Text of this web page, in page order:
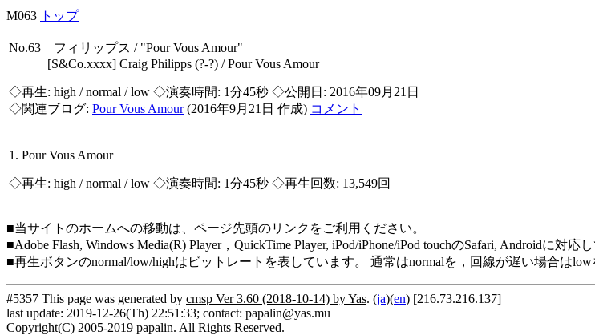
M063 トップ
No.63 フィリップス / "Pour Vous Amour"
[S&Co.xxxx] Craig Philipps (?-?) / Pour Vous Amour
◇再生: high / normal / low ◇演奏時間: 1分45秒 ◇公開日: 2016年09月21日
◇関連ブログ: Pour Vous Amour(2016年9月21日 作成) コメント
1. Pour Vous Amour
◇再生: high / normal / low ◇演奏時間: 1分45秒 ◇再生回数: 13,549回
■当サイトのホームへの移動は、ページ先頭のリンクをご利用ください。
■Adobe Flash, Windows Media(R) Player，QuickTime Player, iPod/iPhone/iPod touchのSafari, Androidに
■再生ボタンのnormal/low/highはビットレートを表しています。 通常はnormalを，回線が遅い場合は
#5357 This page was generated by cmsp Ver 3.60 (2018-10-14) by Yas. (ja)(en) [216.73.216.137]
last update: 2019-12-26(Th) 22:51:33; contact: papalin@yas.mu
Copyright(C) 2005-2019 papalin. All Rights Reserved.